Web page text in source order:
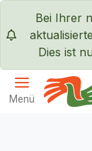
Bei Ihrer
Dies ist
Menü